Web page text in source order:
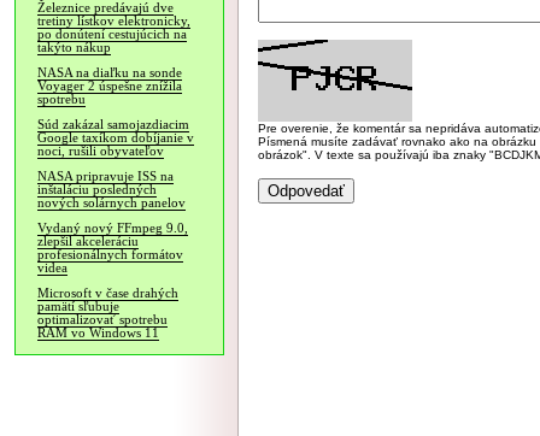
Železnice predávajú dve
tretiny lístkov elektronicky,
po donútení cestujúcich na
takýto nákup
NASA na diaľku na sonde
Voyager 2 úspešne znížila
spotrebu
Súd zakázal samojazdiacim
Google taxíkom dobíjanie v
noci, rušili obyvateľov
NASA pripravuje ISS na
inštaláciu posledných
nových solárnych panelov
Vydaný nový FFmpeg 9.0,
zlepšil akceleráciu
profesionálnych formátov
videa
Microsoft v čase drahých
pamätí sľubuje
optimalizovať spotrebu
RAM vo Windows 11
Pre overenie, že komentár sa nepridáva
Písmená musíte zadávať rovnako ako na
obrázok". V texte sa používajú iba znaky